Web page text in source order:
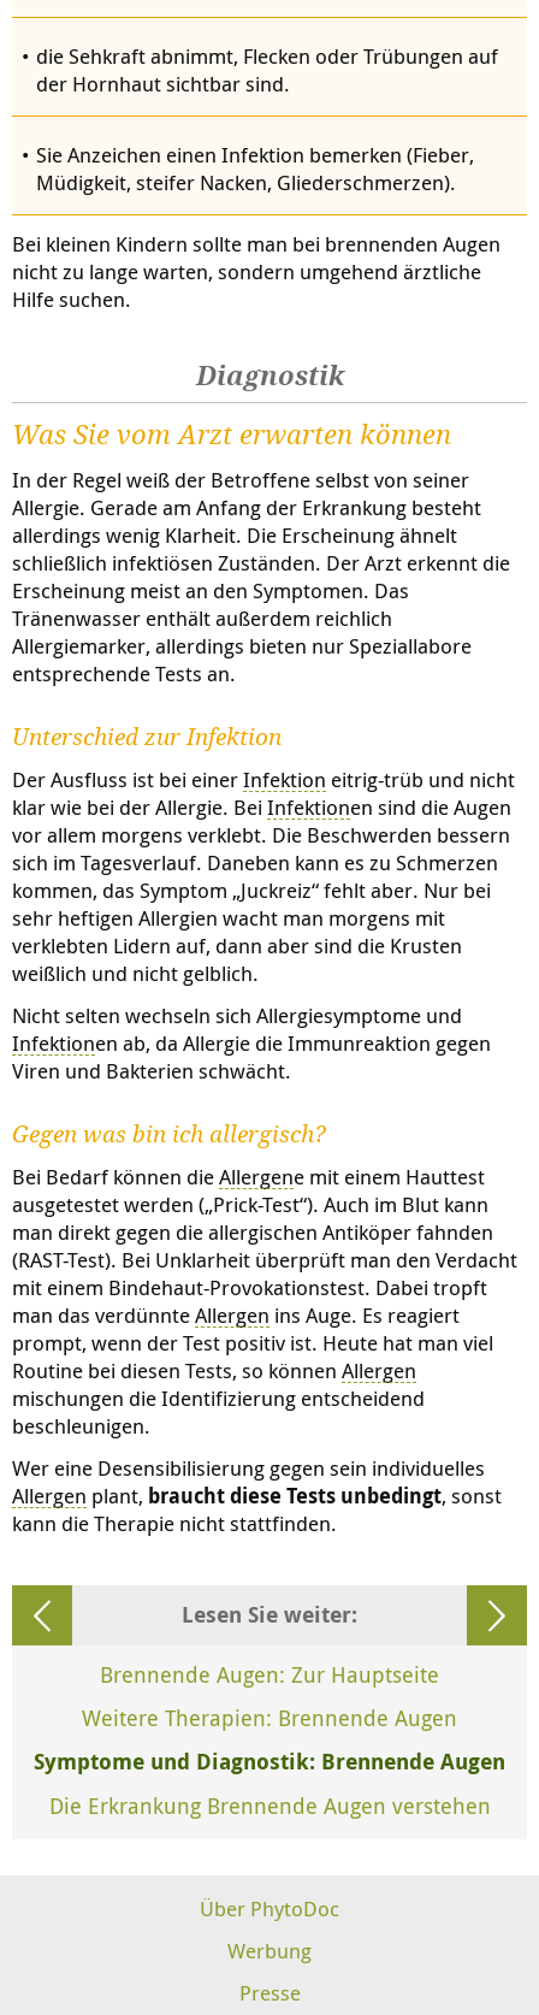
die Sehkraft abnimmt, Flecken oder Trübungen auf
der Hornhaut sichtbar sind.
Sie Anzeichen einen Infektion bemerken (Fieber,
Müdigkeit, steifer Nacken, Gliederschmerzen).
Bei kleinen Kindern sollte man bei brennenden Augen
nicht zu lange warten, sondern umgehend ärztliche
Hilfe suchen.
Diagnostik
Was Sie vom Arzt erwarten können
In der Regel weiß der Betroffene selbst von seiner
Allergie. Gerade am Anfang der Erkrankung besteht
allerdings wenig Klarheit. Die Erscheinung ähnelt
schließlich infektiösen Zuständen. Der Arzt erkennt die
Erscheinung meist an den Symptomen. Das
Tränenwasser enthält außerdem reichlich
Allergiemarker, allerdings bieten nur Speziallabore
entsprechende Tests an.
Unterschied zur Infektion
Der Ausfluss ist bei einerInfektion eitrig-trüb und nicht
klar wie bei der Allergie. Bei Infektionen sind die Augen
vor allem morgens verklebt. Die Beschwerden bessern
sich im Tagesverlauf. Daneben kann es zu Schmerzen
kommen, das Symptom „Juckreiz“ fehlt aber. Nur bei
sehr heftigen Allergien wacht man morgens mit
verklebten Lidern auf, dann aber sind die Krusten
weißlich und nicht gelblich.
Nicht selten wechseln sich Allergiesymptome und
Infektionen ab, da Allergie die Immunreaktion gegen
Viren und Bakterien schwächt.
Gegen was bin ich allergisch?
Bei Bedarf können dieAllergene mit einem Hauttest
ausgetestet werden („Prick-Test“). Auch im Blut kann
man direkt gegen die allergischen Antiköper fahnden
(RAST-Test). Bei Unklarheit überprüft man den Verdacht
mit einem Bindehaut-Provokationstest. Dabei tropft
man das verdünnteAllergen ins Auge. Es reagiert
prompt, wenn der Test positiv ist. Heute hat man viel
Routine bei diesen Tests, so können Allergen
mischungen die Identifizierung entscheidend
beschleunigen.
Wer eine Desensibilisierung gegen sein individuelles
Allergen plant, braucht diese Tests unbedingt, sonst
kann die Therapie nicht stattfinden.
Lesen Sie weiter:
Brennende Augen: Zur Hauptseite
Weitere Therapien: Brennende Augen
Symptome und Diagnostik: Brennende Augen
Die Erkrankung Brennende Augen verstehen
Über PhytoDoc
Werbung
Presse